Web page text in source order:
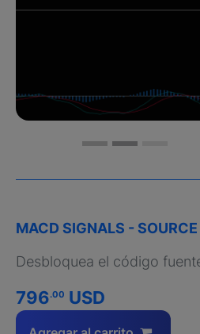
MACD SIGNALS -
Desbloquea el código
796.00 USD